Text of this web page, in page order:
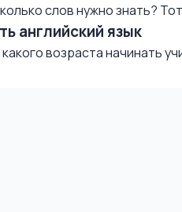
слов нужно знать?
английский язык
возраста начинать